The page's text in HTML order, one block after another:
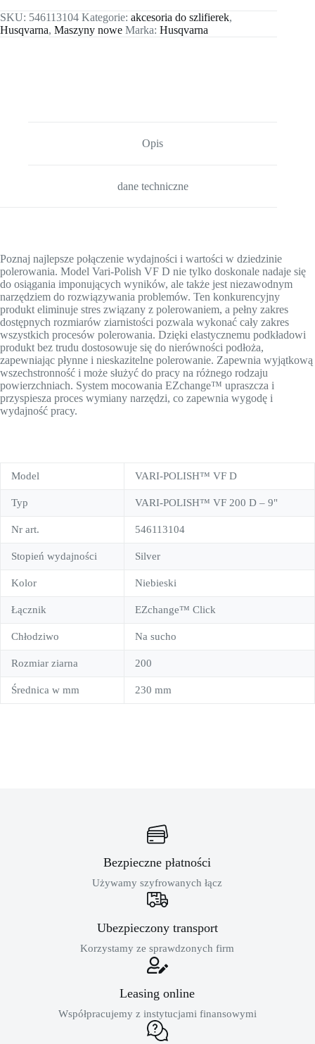
SKU: 546113104 Kategorie: akcesoria do szlifierek,
Husqvarna, Maszyny nowe Marka: Husqvarna
Opis
dane techniczne
Poznaj najlepsze połączenie wydajności i wartości w dziedzinie
polerowania. Model Vari-Polish VF D nie tylko doskonale nadaje się
do osiągania imponujących wyników, ale także jest niezawodnym
narzędziem do rozwiązywania problemów. Ten konkurencyjny
produkt eliminuje stres związany z polerowaniem, a pełny zakres
dostępnych rozmiarów ziarnistości pozwala wykonać cały zakres
wszystkich procesów polerowania. Dzięki elastycznemu podkładowi
produkt bez trudu dostosowuje się do nierówności podłoża,
zapewniając płynne i nieskazitelne polerowanie. Zapewnia wyjątkową
wszechstronność i może służyć do pracy na różnego rodzaju
powierzchniach. System mocowania EZchange™ upraszcza i
przyspiesza proces wymiany narzędzi, co zapewnia wygodę i
wydajność pracy.
Model VARI-POLISH™ VF D
Typ VARI-POLISH™ VF 200 D – 9"
Nr art. 546113104
Stopień wydajności Silver
Kolor Niebieski
Łącznik EZchange™ Click
Chłodziwo Na sucho
Rozmiar ziarna 200
Średnica w mm 230 mm
Bezpieczne płatności
Używamy szyfrowanych łącz
Ubezpieczony transport
Korzystamy ze sprawdzonych firm
Leasing online
Współpracujemy z instytucjami finansowymi